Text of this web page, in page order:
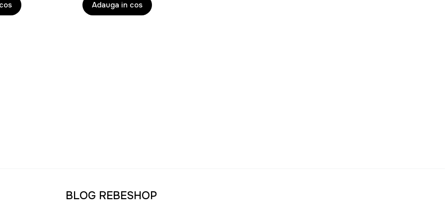
precum HEINNER ACUMULATOR pentru mobilitate si HEINNER INCALZITOR pentru confort termic in sezonul rece.
pentru eficienta si usurinta in utilizare.
organizare si unelte
Adauga in cos
BLOG REBESHOP